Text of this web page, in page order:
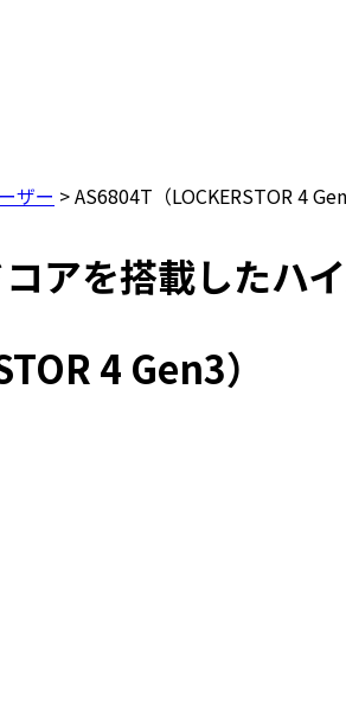
ザー >AS6804T（LOCKERSTOR 4
アを搭載したハ
4 Gen3）